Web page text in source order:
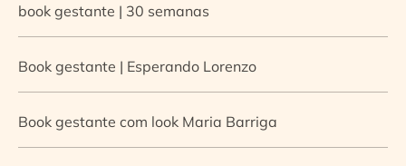
book gestante | 30 semanas
Book gestante | Esperando Lorenzo
Book gestante com look Maria Barriga